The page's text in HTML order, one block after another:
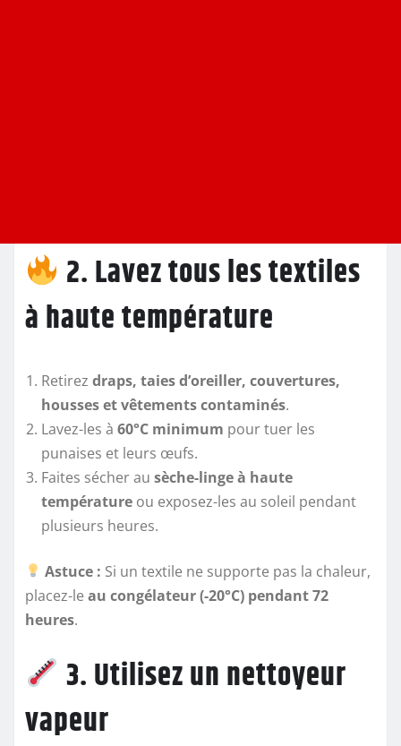
2. Lavez tous les textiles
à haute température
Retirez draps, taies d’oreiller, couvertures,
housses et vêtements contaminés.
Lavez-les à 60°C minimum pour tuer les
punaises et leurs œufs.
Faites sécher au sèche-linge à haute
température ou exposez-les au soleil pendant
plusieurs heures.
Astuce : Si un textile ne supporte pas la chaleur,
placez-le au congélateur (-20°C) pendant 72
heures.
3. Utilisez un nettoyeur
vapeur